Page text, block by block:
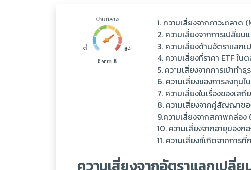
1. ความเสี่ยงจากภาวะตลาด
2. ความเสี่ยงจากการเปลี่ย
3. ความเสี่ยงด้านอัตราแลก
4. ความเสี่ยงที่ราคา ETF ใ
5. ความเสี่ยงจากการเข้าทำ
6. ความเสี่ยงของการลงทุ
7. ความเสี่ยงในเรื่องของเ
8. ความเสี่ยงจากคู่สัญญาขอ
9.ความเสี่ยงจากสภาพคล่อ
10. ความเสี่ยงจากอายุของ
11. ความเสี่ยงที่เกิดจากการ
ความเสี่ยงจากอัตราแลกเปลี่ย